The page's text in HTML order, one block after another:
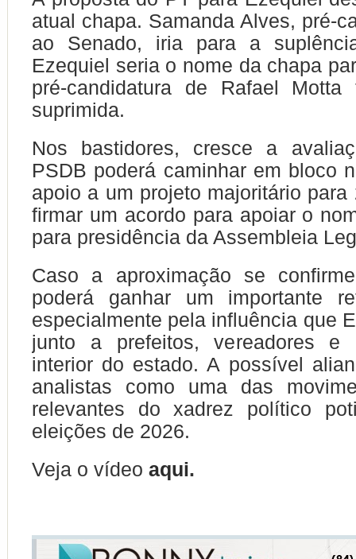
atual chapa. Samanda Alves, pré-
ao Senado, iria para a
Ezequiel seria o nome da chapa
pré-candidatura de Rafael Motta
suprimida.
Nos bastidores, cresce a
PSDB poderá caminhar em bloco
apoio a um projeto majoritário para
firmar um acordo para apoiar o
para presidência da Assembleia
Caso a aproximação se
poderá ganhar um importante
especialmente pela influência que
junto a prefeitos, vereadores e
interior do estado. A possível
analistas como uma das
relevantes do xadrez político
eleições de 2026.
Veja o vídeo aqui.